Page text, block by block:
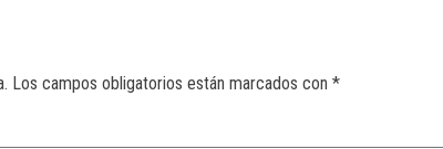
Los campos obligatorios están marcados con *